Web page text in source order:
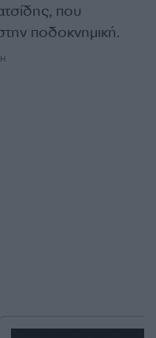
που
ποδοκνημική.